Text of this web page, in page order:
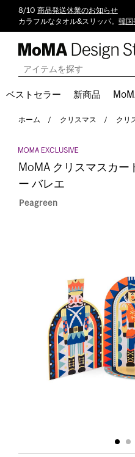
8/10 商品発送休業のお知らせ
カラフルなタオル&スリッパ。 韓国
ベストセラー 新商品
ホーム クリスマス クリ
MoMA クリスマスカ
ー バレエ
Peagreen